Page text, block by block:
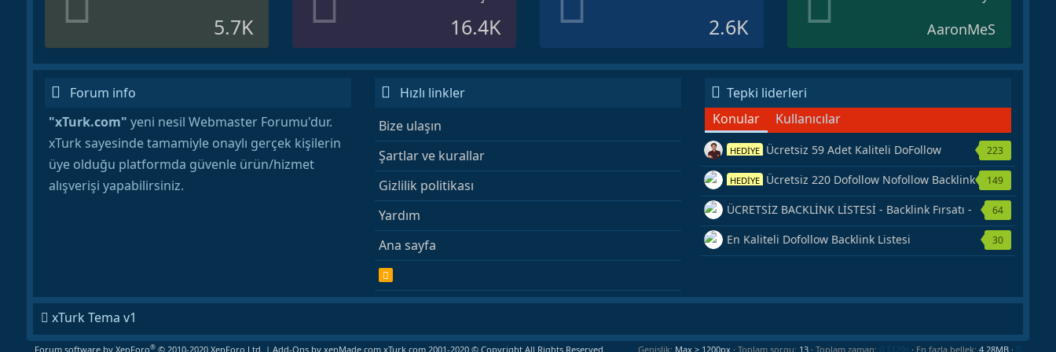
5.7K 16.4K 2.6K AaronMeS
Forum info
"xTurk.com" yeni nesil Webmaster Forumu'dur.
xTurk sayesinde tamamiyle onaylı gerçek kişilerin
üye olduğu platformda güvenle ürün/hizmet
alışverişi yapabilirsiniz.
Hızlı linkler
Bize ulaşın
Şartlar ve kurallar
Gizlilik politikası
Yardım
Ana sayfa
R
S
S
Tepki liderleri
Konular
Kullanıcılar
HEDİYE Ücretsiz 59 Adet Kaliteli DoFollow
Backlink Kaynağı Veriyorum.
223
HEDİYE Ücretsiz 220 Dofollow Nofollow Backlink
Veriyorum
149
ÜCRETSİZ BACKLİNK LİSTESİ - Backlink Fırsatı -
Hemen Yetiş!
64
En Kaliteli Dofollow Backlink Listesi 30
xTurk Tema v1
Forum software by XenForo® © 2010-2020 XenForo Ltd. | Add-Onsby xenMade.com xTurk.com 2001-2020 © Copyright All Rights Reserved. Genişlik Toplam sorgu 13 Toplam zaman 0.1129s En fazla bellek 4.28MB